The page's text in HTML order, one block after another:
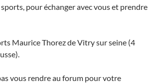
pour échanger avec vous et prendre
Maurice Thorez de Vitry sur seine (4
vous rendre au forum pour votre